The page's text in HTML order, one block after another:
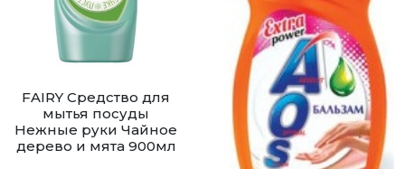
FAIRY Средство для
мытья посуды
Нежные руки Чайное
дерево и мята 900мл